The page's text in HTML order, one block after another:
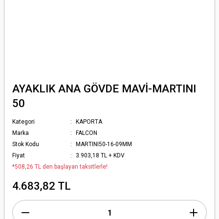
AYAKLIK ANA GÖVDE MAVİ-MARTINI
50
Kategori
KAPORTA
Marka
FALCON
Stok Kodu
MARTINI50-16-09MM
Fiyat
3.903,18 TL + KDV
*508,26 TL den başlayan taksitlerle!
4.683,82 TL